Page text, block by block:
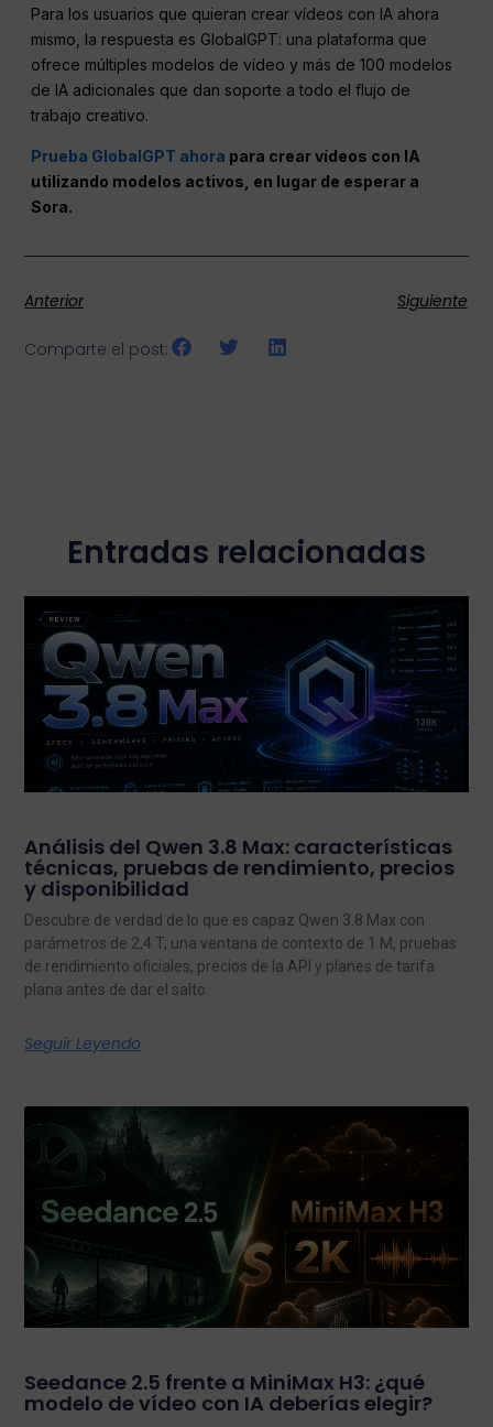
Para los usuarios que quieran crear vídeos con IA ahora
mismo, la respuesta es GlobalGPT: una plataforma que
ofrece múltiples modelos de vídeo y más de 100 modelos
de IA adicionales que dan soporte a todo el flujo de
trabajo creativo.
Prueba GlobalGPT ahora para crear vídeos con IA
utilizando modelos activos, en lugar de esperar a
Sora.
Anterior Siguiente
Comparte el post:
Entradas relacionadas
Análisis del Qwen 3.8 Max: características
técnicas, pruebas de rendimiento, precios
y disponibilidad
Descubre de verdad de lo que es capaz Qwen 3.8 Max con
parámetros de 2,4 T, una ventana de contexto de 1 M, pruebas
de rendimiento oficiales, precios de la API y planes de tarifa
plana antes de dar el salto.
Seguir Leyendo
Seedance 2.5 frente a MiniMax H3: ¿qué
modelo de vídeo con IA deberías elegir?